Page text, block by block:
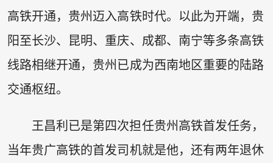
高铁开通，贵州迈入高铁时代。以此为开端，贵
阳至长沙、昆明、重庆、成都、南宁等多条高铁
线路相继开通，贵州已成为西南地区重要的陆路
交通枢纽。
王昌利已是第四次担任贵州高铁首发任务，
当年贵广高铁的首发司机就是他，还有两年退休